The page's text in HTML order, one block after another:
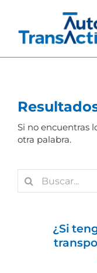
contenido
Si no encuentras
otra palabra.
Buscar:
¿Si